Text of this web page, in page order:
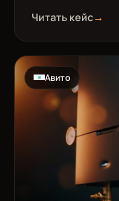
Читать кейс→
Авито